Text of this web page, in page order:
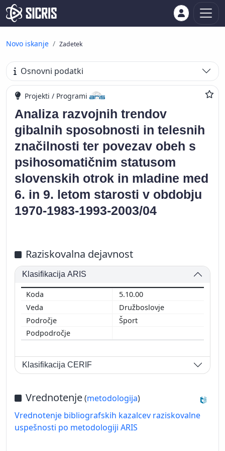
Novo iskanje Zadetek
Osnovni podatki
Projekti / Programi
Analiza razvojnih trendov
gibalnih sposobnosti in telesnih
značilnosti ter povezav obeh s
psihosomatičnim statusom
slovenskih otrok in mladine med
6. in 9. letom starosti v obdobju
1970-1983-1993-2003/04
Raziskovalna dejavnost
Klasifikacija ARIS
5.10.00
Družboslovje
Šport
Klasifikacija CERIF
Vrednotenje(metodologija)
Vrednotenje bibliografskih kazalcev raziskovalne
uspešnosti po metodologiji ARIS